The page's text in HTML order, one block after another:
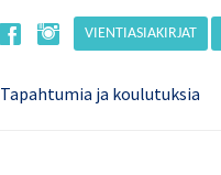
VIENTIASIAKIRJAT
Tapahtumia ja koulutuksia